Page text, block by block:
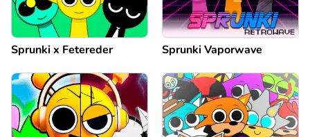
Sprunki x Fetereder Sprunki Vaporwave